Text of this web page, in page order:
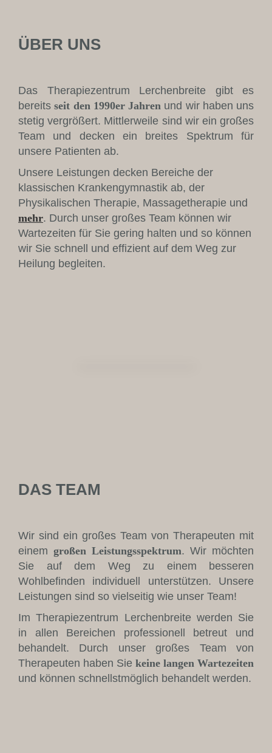
ÜBER UNS
Das Therapiezentrum Lerchenbreite gibt es
bereitsseit den 1990er Jahren und wir haben uns
stetig vergrößert. Mittlerweile sind wir ein großes
Team und decken ein breites Spektrum für
unsere Patienten ab.
Unsere Leistungen decken Bereiche der
klassischen Krankengymnastik ab, der
Physikalischen Therapie, Massagetherapie und
mehr. Durch unser großes Team können wir
Wartezeiten für Sie gering halten und so können
wir Sie schnell und effizient auf dem Weg zur
Heilung begleiten.
DAS TEAM
Wir sind ein großes Team von Therapeuten mit
einem großen Leistungsspektrum. Wir möchten
Sie auf dem Weg zu einem besseren
Wohlbefinden individuell unterstützen. Unsere
Leistungen sind so vielseitig wie unser Team!
Im Therapiezentrum Lerchenbreite werden Sie
in allen Bereichen professionell betreut und
behandelt. Durch unser großes Team von
Therapeuten haben Sie keine langen Wartezeiten
und können schnellstmöglich behandelt werden.